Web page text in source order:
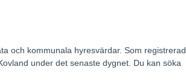
och kommunala hyresvärdar. Som registrerad
under det senaste dygnet. Du kan söka